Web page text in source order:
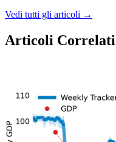
Vedi tutti gli articoli →
Articoli Correlati